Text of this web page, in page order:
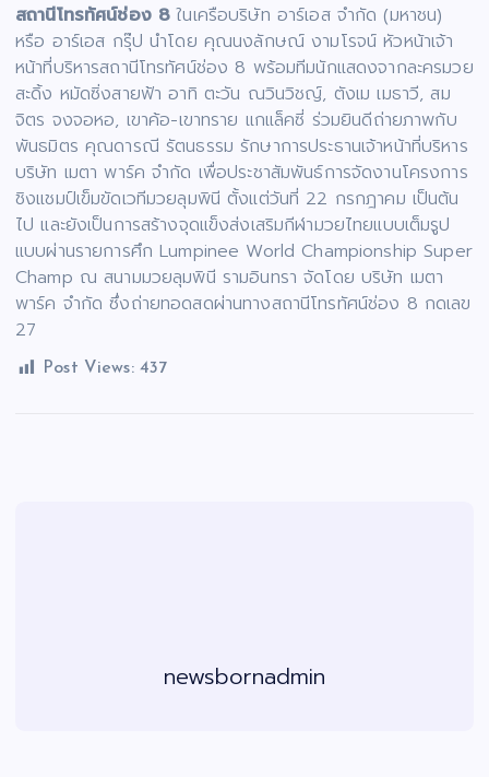
สถานีโทรทัศน์ช่อง 8 ในเครือบริษัท อาร์เอส จำกัด (มหาชน)
หรือ อาร์เอส กรุ๊ป นำโดย คุณนงลักษณ์ งามโรจน์ หัวหน้าเจ้า
หน้าที่บริหารสถานีโทรทัศน์ช่อง 8 พร้อมทีมนักแสดงจากละครมวย
สะดิ้ง หมัดซิ่งสายฟ้า อาทิ ตะวัน ณวินวิชญ์, ตังเม เมธาวี, สม
จิตร จงจอหอ, เขาค้อ-เขาทราย แกแล็คซี่ ร่วมยินดีถ่ายภาพกับ
พันธมิตร คุณดารณี รัตนธรรม รักษาการประธานเจ้าหน้าที่บริหาร
บริษัท เมตา พาร์ค จำกัด เพื่อประชาสัมพันธ์การจัดงานโครงการ
ชิงแชมป์เข็มขัดเวทีมวยลุมพินี ตั้งแต่วันที่ 22 กรกฎาคม เป็นต้น
ไป และยังเป็นการสร้างจุดแข็งส่งเสริมกีฬามวยไทยแบบเต็มรูป
แบบผ่านรายการศึก Lumpinee World Championship Super
Champ ณ สนามมวยลุมพินี รามอินทรา จัดโดย บริษัท เมตา
พาร์ค จำกัด ซึ่งถ่ายทอดสดผ่านทางสถานีโทรทัศน์ช่อง 8 กดเลข
27
Post Views: 437
newsbornadmin